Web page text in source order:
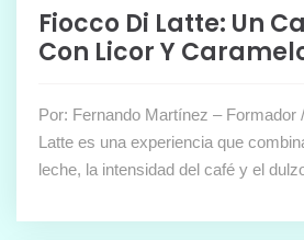
Fiocco Di Latte: Un
Con Licor Y
Por: Fernando Martínez – Formador
Latte es una experiencia que
leche, la intensidad del café y el